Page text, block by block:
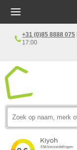
+31 (0)85 8888 075
17:00